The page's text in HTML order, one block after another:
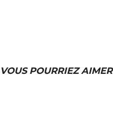
VOUS POURRIEZ AIMER